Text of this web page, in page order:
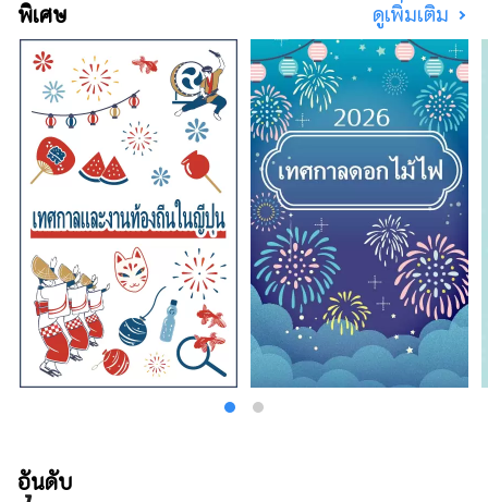
ช่วยให้ผู้คนสามารถเดินทางมาเยือนภูมิภาคคินกิ
ตอนเหนืออันกว้างใหญ่แห่งนี้ได้หลายครั้งและ
เพลิดเพลินกับการเดินทางด้วยรถไฟ
พิเศษ ดูเพิ่มเติม
อันดับ